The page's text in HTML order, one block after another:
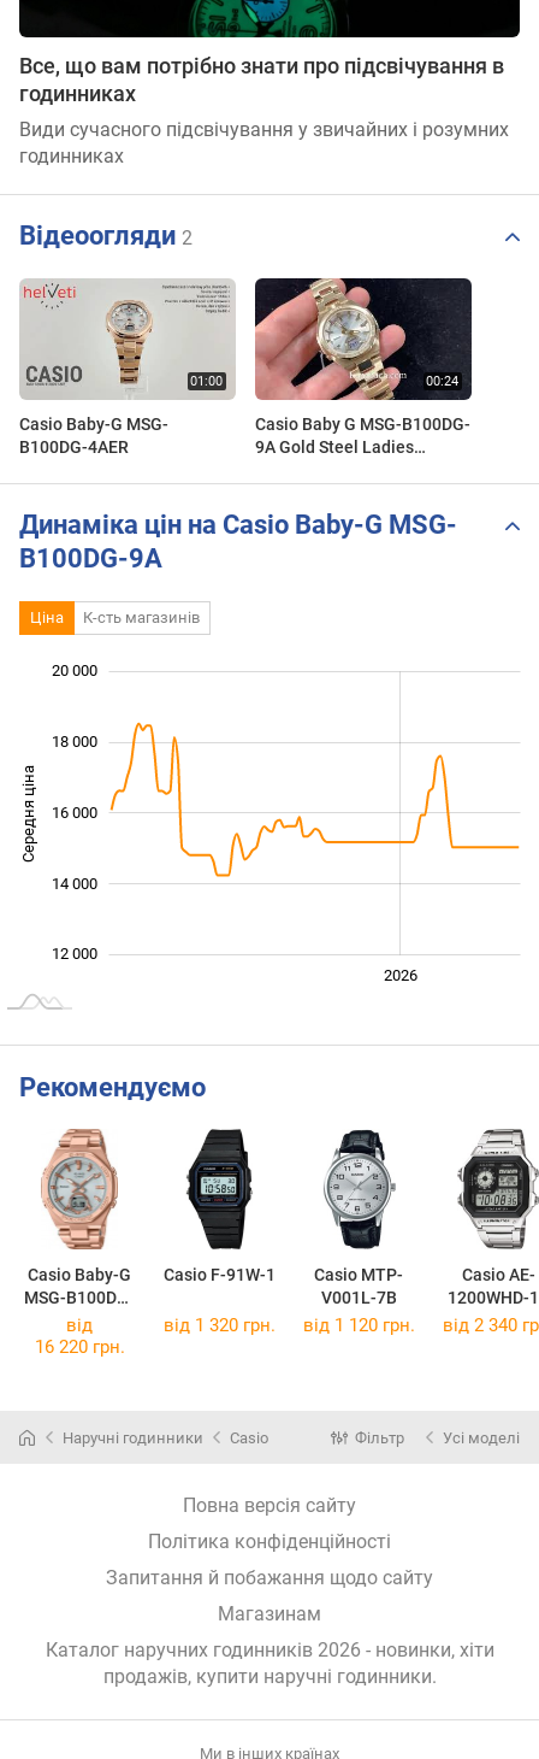
Все, що вам потрібно знати про підсвічування в
годинниках
Види сучасного підсвічування у звичайних і розумних
годинниках
Відеоогляди 2
Casio Baby-G MSG-
B100DG-4AER
Casio Baby G MSG-B100DG-
9A Gold Steel Ladies
Динаміка цін на Casio Baby-G MSG-
B100DG-9A
Ціна К-сть магазинів
Середня ціна 12 000
12 000
14 000
16 000
18 000
20 000
2026
Рекомендуємо
Casio Baby-G
MSG-B100DG-
4A
Casio F-91W-1
Casio MTP-
V001L-7B
Casio AE-
1200WHD-
від
16 220 грн.
від 1 320 грн. від 1 120 грн. від 2 340
Наручні годинники Casio Фільтр Усі моделі
Повна версія сайту
Політика конфіденційності
Запитання й побажання щодо сайту
Магазинам
Каталог наручних годинників 2026 - новинки, хіти
продажів, купити наручні годинники.
Ми в інших країнах